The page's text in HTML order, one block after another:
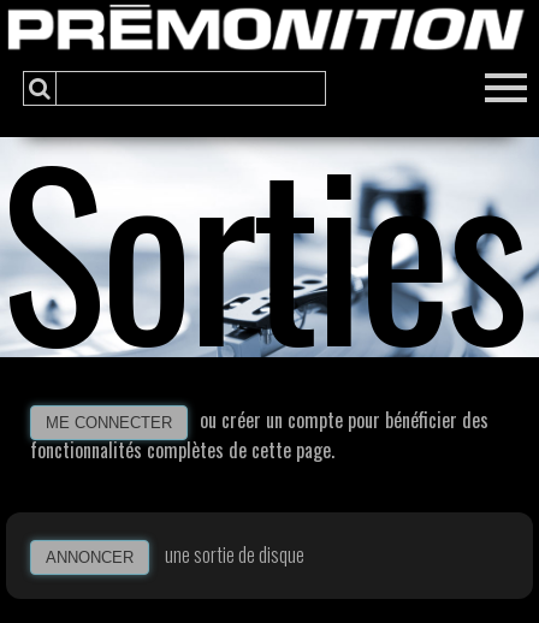
Sorties
ME CONNECTER
ou créer un compte pour bénéficier des
fonctionnalités complètes de cette page.
ANNONCER une sortie de disque